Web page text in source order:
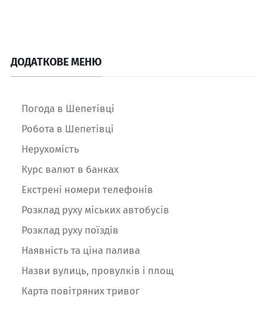
ДОДАТКОВЕ МЕНЮ
Погода в Шепетівці
Робота в Шепетівці
Нерухомість
Курс валют в банках
Екстрені номери телефонів
Розклад руху міських автобусів
Розклад руху поїздів
Наявність та ціна палива
Назви вулиць, провулків і площ
Карта повітряних тривог